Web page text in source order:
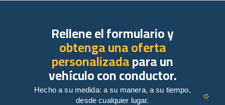
Rellene el formulario y
obtenga una oferta
personalizadapara un
vehículo con conductor.
Hecho a su medida: a su manera, a su tiempo,
desde cualquier lugar.